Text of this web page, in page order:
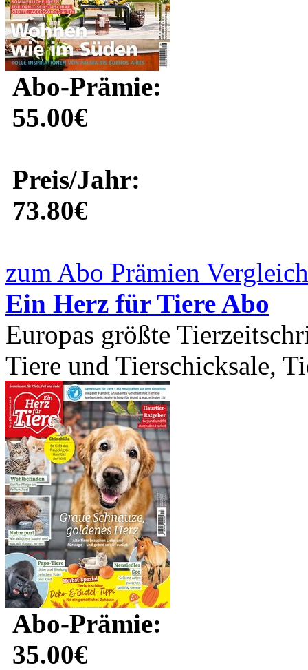
Abo-Prämie:
55.00€
Preis/Jahr:
73.80€
zum Abo Prämien
Ein Herz für Tiere Abo
Europas größte
Tiere und Tierschicksale,
Abo-Prämie:
35.00€